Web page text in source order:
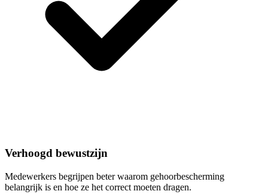
Verhoogd bewustzijn
Medewerkers begrijpen beter waarom gehoorbescherming
belangrijk is en hoe ze het correct moeten dragen.